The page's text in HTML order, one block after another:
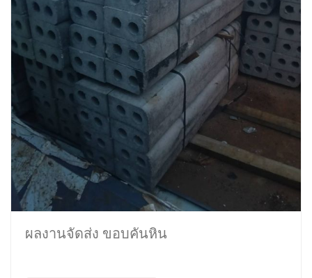
ผลงานจัดส่ง ขอบคันหิน